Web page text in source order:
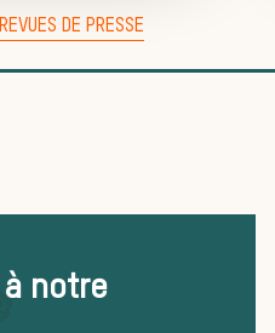
DE PRESSE
notre